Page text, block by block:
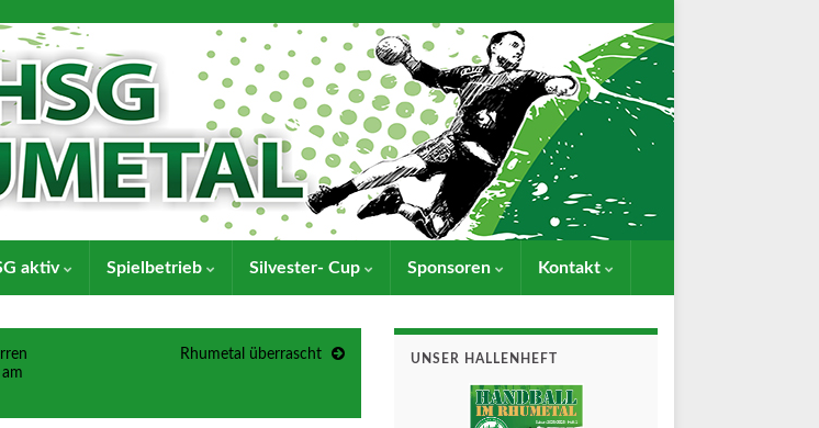
aktiv Spielbetrieb Silvester- Cup Sponsoren Kontakt
Rhumetal überrascht UNSER HALLENHEFT